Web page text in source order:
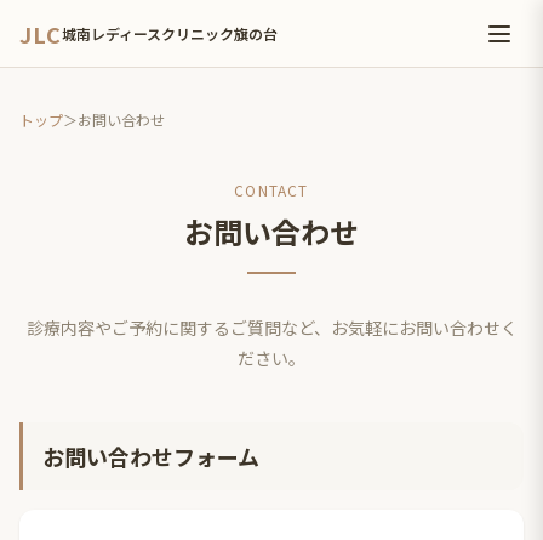
JLC城南レディースクリニック旗の台
トップ＞お問い合わせ
CONTACT
お問い合わせ
診療内容やご予約に関するご質問など、お気軽にお問い合わせく
ださい。
お問い合わせフォーム